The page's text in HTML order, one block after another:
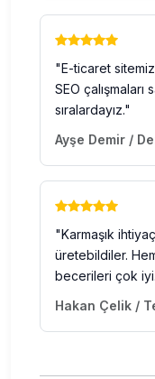
"E-ticaret
SEO
sıralardayız."
Ayşe Demir /
"Karmaşık
üretebildiler.
becerileri çok
Hakan Çelik /